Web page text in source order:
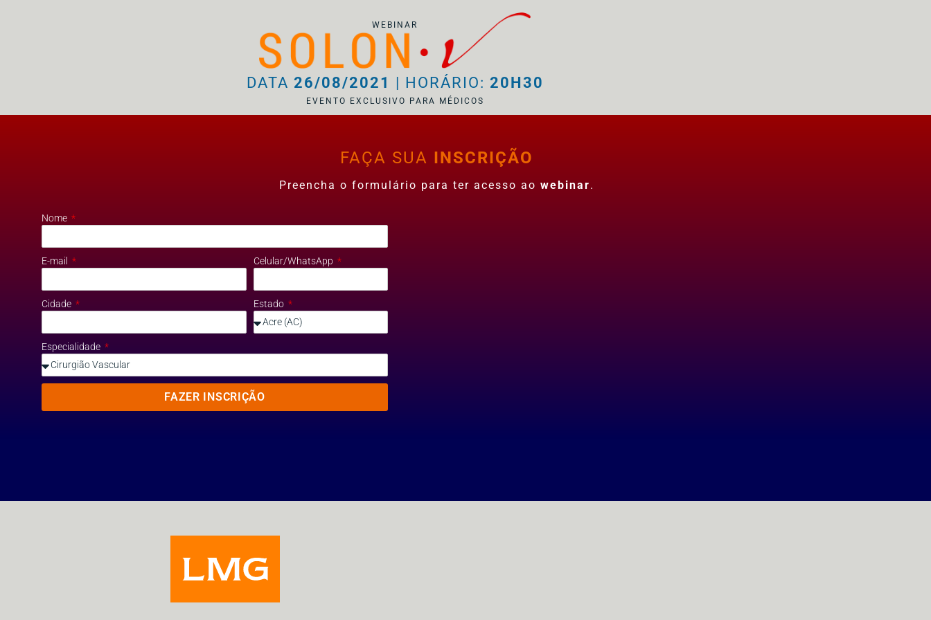
WEBINAR
DATA 26/08/2021 | HORÁRIO: 20H30
EVENTO EXCLUSIVO PARA MÉDICOS
FAÇA SUA INSCRIÇÃO
Preencha o formulário para ter acesso ao webinar.
Nome
E-mail Celular/WhatsApp
Cidade Estado
Especialidade
FAZER INSCRIÇÃO